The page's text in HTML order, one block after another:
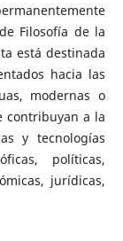
Filosofía de la
está destinada
hacia las
modernas o
contribuyan a la
y tecnologías
políticas,
jurídicas,